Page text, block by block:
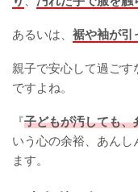
あるいは、 裾や袖が引
親子で安心して過ごす
ですよね。
『子どもが汚しても、
いう心の余裕、あん
ます。